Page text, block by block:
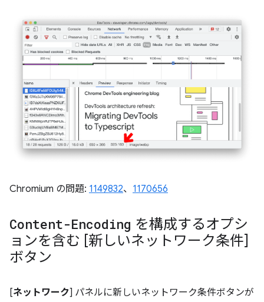
Chromium の問題: 1149832、 1170656
Content-Encoding を構成するオプシ
ョンを含む [新しいネットワーク条件]
ボタン
[ネットワーク] パネルに新しいネットワーク条件ボタンが